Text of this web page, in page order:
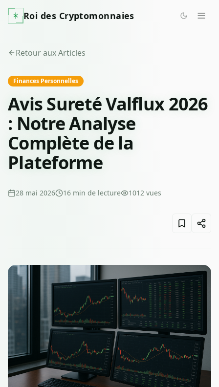
Roi des Cryptomonnaies
Retour aux Articles
Finances Personnelles
Avis Sureté Valflux 2026
: Notre Analyse
Complète de la
Plateforme
28 mai 2026 16 min de lecture 1012 vues